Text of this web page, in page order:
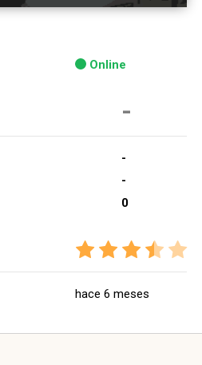
Online
-
-
-
0
hace 6 meses